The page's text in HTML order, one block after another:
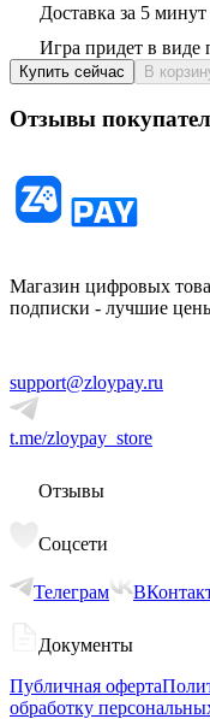
Доставка за 5 минут
Игра придет в виде
Купить сейчас В
Отзывы
Магазин цифровых
подписки - лучшие
support@zloypay.ru
t.me/zloypay_store
Отзывы
Соцсети
Телеграм
Документы
Публичная оферта
обработку